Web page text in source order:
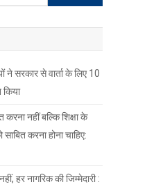
for:
ने सरकार से वार्ता के लिए 10
किया
करना नहीं बल्कि शिक्षा के
करना होना चाहिए:
हर नागरिक की जिम्मेदारी :